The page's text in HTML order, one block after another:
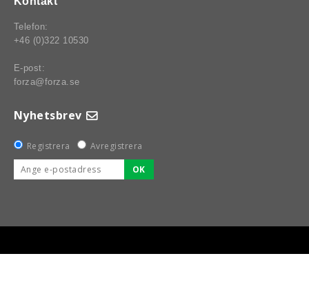
Telefon:
+46 (0)322 10530
E-post:
forza@forza.se
Nyhetsbrev
Registrera
Avregistrera
OK